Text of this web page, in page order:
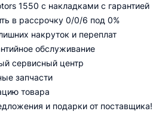
1550 с накладками с гарантией
в рассрочку 0/0/6 под 0%
накруток и переплат
обслуживание
сервисный центр
запчасти
товара
и подарки от поставщика!